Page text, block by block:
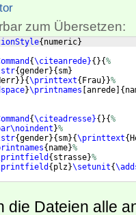
zum Übersetzen:
{ numeric}
{\citeanrede}{ }{%
{gender}{ sm}
}}{\printtext{ Frau}}%
}\printnames anrede {
{\citeadresse}{ }{%
}%
{gender}{ sm}{\printtext{
{ name}%
{ strasse}%
{ plz}\setunit{
die Dateien alle